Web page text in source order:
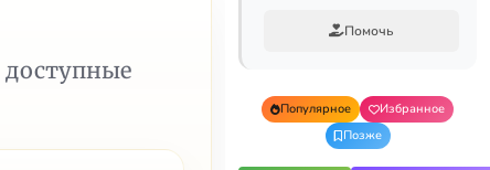
Помочь
Популярное
Избранное
Позже